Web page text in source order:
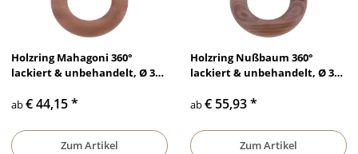
Holzring Mahagoni 360°
lackiert & unbehandelt, Ø 35
ab€ 44,15*
Zum Artikel
Holzring Nußbaum 360°
lackiert & unbehandelt, Ø 35
ab€ 55,93*
Zum Artikel